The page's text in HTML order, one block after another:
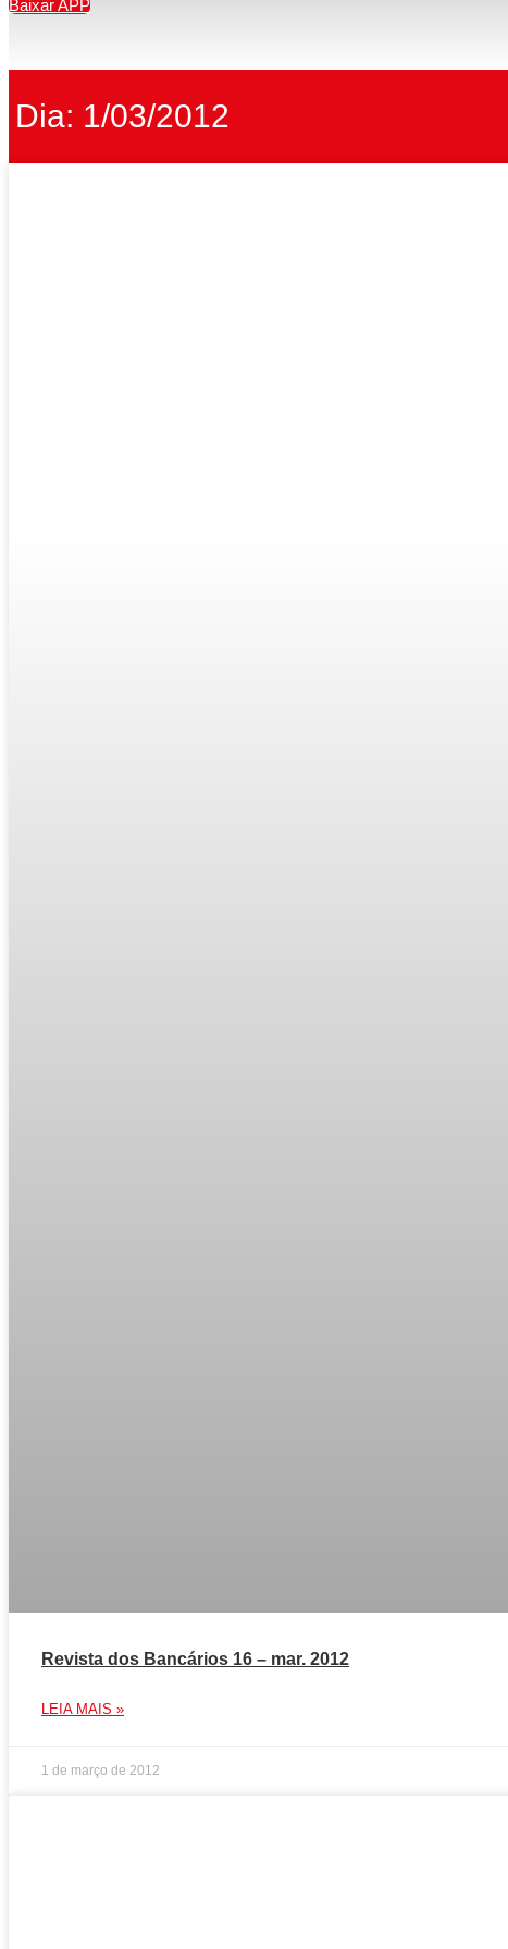
Baixar APP
Dia: 1/03/2012
Revista dos Bancários 16 – mar. 2012
LEIA MAIS »
1 de março de 2012